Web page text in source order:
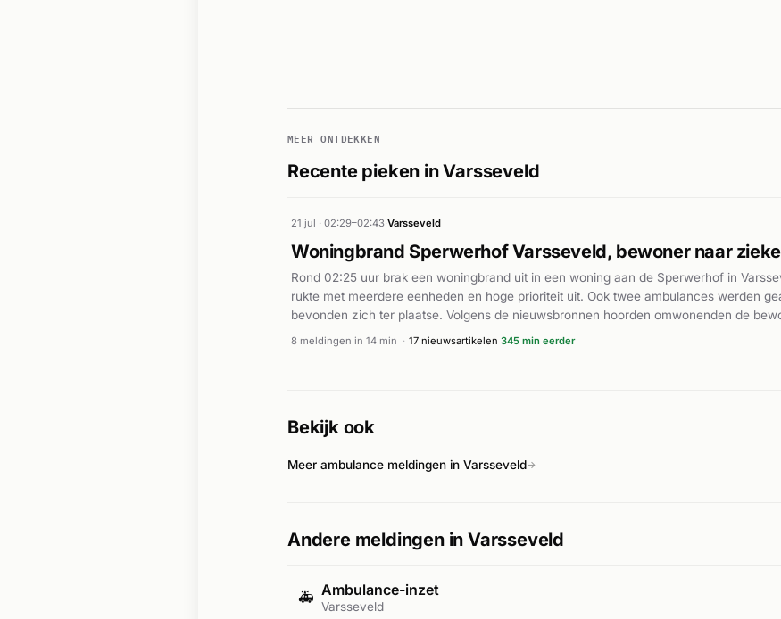
MEER ONTDEKKEN
Recente pieken in Varsseveld
21 jul · 02:29–02:43·Varsseveld
Woningbrand Sperwerhof Varsseveld, bewoner naar
Rond 02:25 uur brak een woningbrand uit in een woning aan de Sperwerhof in
rukte met meerdere eenheden en hoge prioriteit uit. Ook twee ambulances werden
bevonden zich ter plaatse. Volgens de nieuwsbronnen hoorden omwonenden de
Een bewoner werd gewond bij de brand en moest naar het ziekenhuis worden
8 meldingen in 14 min · 17 nieuwsartikelen 345 min eerder
Bekijk ook
Meer ambulance meldingen in Varsseveld→
Andere meldingen in Varsseveld
🚑 Ambulance-inzet
Varsseveld